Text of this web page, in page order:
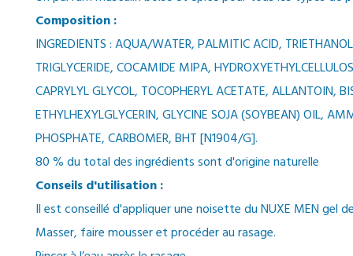
Composition :
INGREDIENTS : AQUA/WATER, PALMITIC ACID,
TRIGLYCERIDE, COCAMIDE MIPA,
CAPRYLYL GLYCOL, TOCOPHERYL ACETATE, ALLANTOIN,
ETHYLHEXYLGLYCERIN, GLYCINE SOJA (SOYBEAN) OIL,
PHOSPHATE, CARBOMER, BHT [N1904/G].
80 % du total des ingrédients sont d'origine naturelle
Conseils d'utilisation :
Il est conseillé d'appliquer une noisette du NUXE MEN gel
Masser, faire mousser et procéder au rasage.